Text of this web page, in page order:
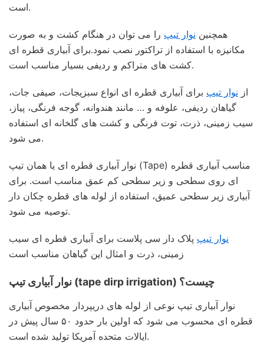
است.
همچنین نوار تیپ را می توان در هنگام کشت و به صورت
مکانیزه با استفاده از تراکتور نصب نمود.برای آبیاری قطره ای
کشت های متراکم و ردیفی بسیار مناسب است.
از نوار تیپ برای آبیاری قطره ای انواع سبزیجات، صیفی جات،
گیاهان ردیفی، علوفه و … مانند هندوانه، گوجه فرنگی، پیاز،
سیب زمینی، ذرت، توت فرنگی و کشت های گلخانه ای استفاده
می شود.
نوار آبیاری قطره ای یا همان تیپ (Tape) مناسب آبیاری قطره
ای روی سطحی و زیر سطحی کم عمق مناسب است. برای
آبیاری زیر سطحی عمیق، استفاده از لوله های قطره چکان دار
توصیه می شود.
نوار تیپ پلاک دار سی پلاست برای آبیاری قطره ای سیب
زمینی، ذرت و امثال این گیاهان مناسب است
نوار آبیاری تیپ (tape dirp irrigation) چیست؟
نوار آبیاری تیپ نوعی از لوله های دریپردار مخصوص آبیاری
قطره ای محسوب می شود که اولین بار حدود ۵۰ سال پیش در
ایالات متحده آمریکا تولید شده است.